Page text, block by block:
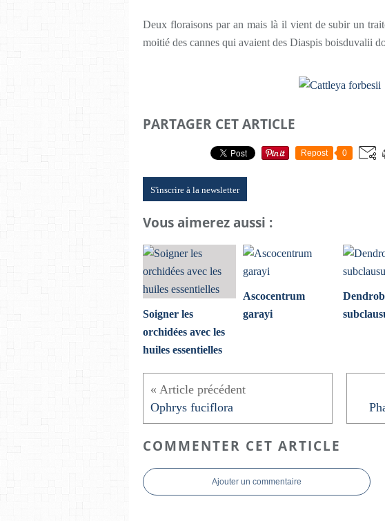
Deux floraisons par an mais là il vient de subir un
moitié des cannes qui avaient des Diaspis boisduvalii
PARTAGER CET ARTICLE
Repost 0
S'inscrire à la newsletter
Vous aimerez aussi :
Soigner les
orchidées avec les
huiles essentielles
Ascocentrum
garayi
Ophrys fuciflora
COMMENTER CET ARTICLE
Ajouter un commentaire